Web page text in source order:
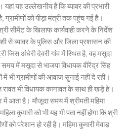
यहां यह उल्लेखनीय है कि ब्यावर की प्रभारी
ग्रामीणों को पीड़ा मंत्री तक पहुंच गई है।
सीमेंट के खिलाफ कार्यवाही करने के निर्देश
से ब्यावर के पुलिस और जिला प्रशासन की
जिस अंधेरी देवरी गांव में स्थित है, वह मसूदा
में मसूदा से भाजपा विधायक वीरेंद्र सिंह
भी ग्रामीणों की आवाज सुनाई नहीं दे रही।
भी विधायक कानावत के साथ ही खड़े हे।
में आता है। मौजूदा समय में श्रीमती महिमा
कुमारी को भी यह भी पता नहीं होगा कि श्री
को परेशान हो रही है। महिमा कुमारी मेवाड़